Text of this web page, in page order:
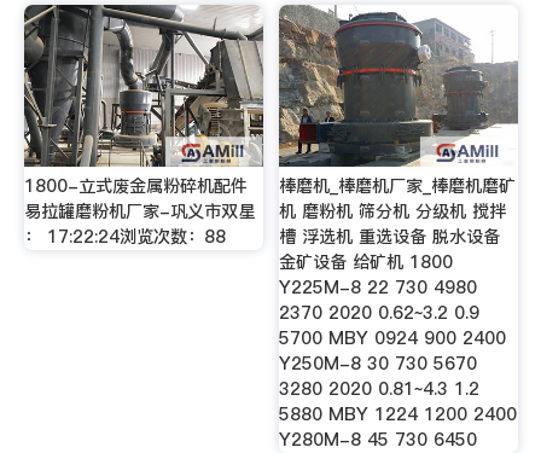
1800-立式废金属粉碎机配件
易拉罐磨粉机厂家-巩义市双星
： 17:22:24浏览次数：88
棒磨机_棒磨机厂家_棒磨机磨矿
机 磨粉机 筛分机 分级机 搅拌
槽 浮选机 重选设备 脱水设备
金矿设备 给矿机 1800
Y225M-8 22 730 4980
2370 2020 0.62~3.2 0.9
5700 MBY 0924 900 2400
Y250M-8 30 730 5670
3280 2020 0.81~4.3 1.2
5880 MBY 1224 1200 2400
Y280M-8 45 730 6450